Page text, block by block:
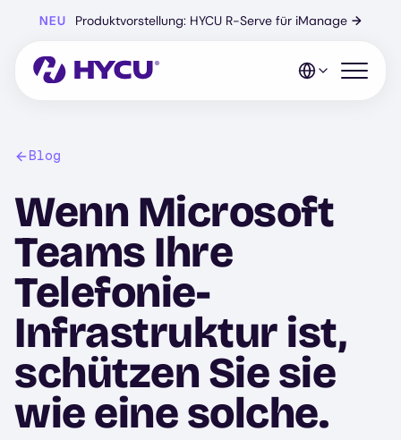
Hauptinhalt
NEU Produktvorstellung: HYCU R-Serve für iManage →
Mobiles
Blog
Wenn Microsoft
Teams Ihre
Telefonie-
Infrastruktur ist,
schützen Sie sie
wie eine solche.